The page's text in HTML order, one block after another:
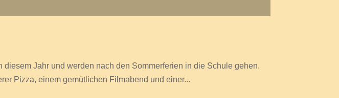
Jahr und werden nach den Sommerferien in die Schule gehen.
Pizza, einem gemütlichen Filmabend und einer...